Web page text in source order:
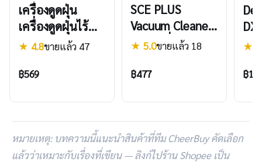
เครื่องดูดฝุ่น
เครื่องดูดฝุ่นไร้
สาย 35kpa แรง
Handheld
เครื่องดูดฝุ่นแบบ
มีสาย เครื่องดูด
ฝุ่นในบ
★ 4.8ขายแล้ว 47
฿569
SCE PLUS
Vacuum Cleaner
Mini เครื่องดูดฝุ่น
VC-M
★ 5.0ขายแล้ว 18
฿477
ฝุ่น
★
฿
หมายเหตุ: บทความนี้แนะนำสินค้าที่ทีม CheerBuy คัดเลือก
แล้วว่าเหมาะกับเรื่องที่เขียน — ลิงก์ไปร้าน Shopee เป็น